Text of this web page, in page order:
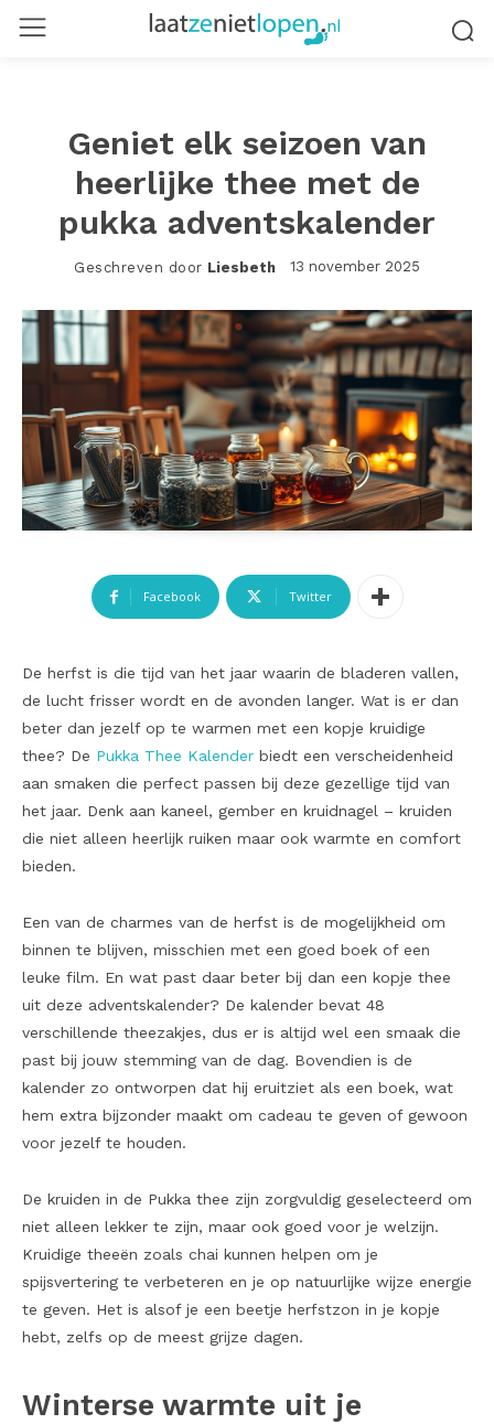
Geniet elk seizoen van
heerlijke thee met de
pukka adventskalender
Geschreven door Liesbeth 13 november 2025
Facebook Twitter
De herfst is die tijd van het jaar waarin de bladeren vallen,
de lucht frisser wordt en de avonden langer. Wat is er dan
beter dan jezelf op te warmen met een kopje kruidige
thee? De Pukka Thee Kalender biedt een verscheidenheid
aan smaken die perfect passen bij deze gezellige tijd van
het jaar. Denk aan kaneel, gember en kruidnagel – kruiden
die niet alleen heerlijk ruiken maar ook warmte en comfort
bieden.
Een van de charmes van de herfst is de mogelijkheid om
binnen te blijven, misschien met een goed boek of een
leuke film. En wat past daar beter bij dan een kopje thee
uit deze adventskalender? De kalender bevat 48
verschillende theezakjes, dus er is altijd wel een smaak die
past bij jouw stemming van de dag. Bovendien is de
kalender zo ontworpen dat hij eruitziet als een boek, wat
hem extra bijzonder maakt om cadeau te geven of gewoon
voor jezelf te houden.
De kruiden in de Pukka thee zijn zorgvuldig geselecteerd om
niet alleen lekker te zijn, maar ook goed voor je welzijn.
Kruidige theeën zoals chai kunnen helpen om je
spijsvertering te verbeteren en je op natuurlijke wijze energie
te geven. Het is alsof je een beetje herfstzon in je kopje
hebt, zelfs op de meest grijze dagen.
Winterse warmte uit je